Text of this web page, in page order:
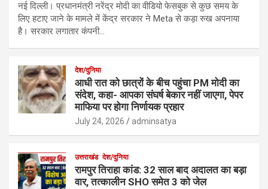
नई दिल्ली। प्रधानमंत्री नरेंद्र मोदी का वीडियो फेसबुक से कुछ समय के
लिए हटाए जाने के मामले में केंद्र सरकार ने Meta से कड़ा रुख अपनाया
है। सरकार लगातार कंपनी…
देश/दुनिया
आधी रात को छात्रों के बीच पहुंचा PM मोदी का
संदेश, कहा- आपका संघर्ष बेकार नहीं जाएगा, पेपर
माफिया पर होगा निर्णायक प्रहार
July 24, 2026 adminsatya
उत्तराखंड देश/दुनिया
रामपुर तिराहा कांड: 32 साल बाद अदालत का बड़ा
वार, तत्कालीन SHO समेत 3 को जेल